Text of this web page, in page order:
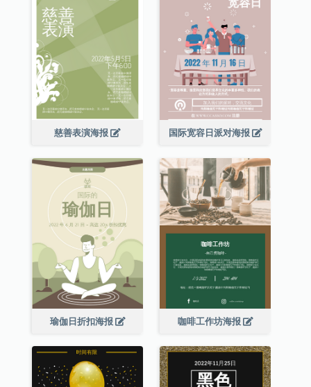
慈善表演海报 国际宽容日派对海报
瑜伽日折扣海报 咖啡工作坊海报